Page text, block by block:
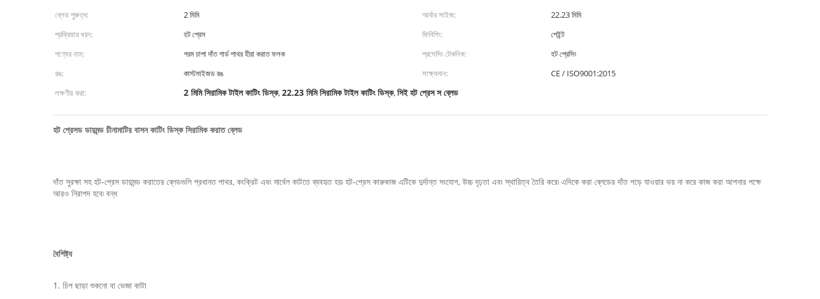
ব্লেড পুরুত্ব: 2 মিমি আর্বার সাইজ:
22.23 মিমি
প্রক্রিয়ার ধরন:
হট প্রেস ফিনিশিং:
পেইন্ট
পণ্যের নাম:
গরম চাপা দাঁত গার্ড পাথর হীরা করাত ফলক প্রসেসিং টেকনিক:
হট প্রেসিং
রঙ:
কাস্টমাইজড রঙ সাক্ষ্যদান:
CE / ISO9001:2015
লক্ষণীয় করা:
2 মিমি সিরামিক টাইল কাটিং ডিস্ক,22.23 মিমি সিরামিক টাইল কাটিং ডিস্ক,সিই হট প্রেস স ব্লেড
হট প্রেসড ডায়মন্ড চীনামাটির বাসন কাটিং ডিস্ক সিরামিক করাত ব্লেড
দাঁত সুরক্ষা সহ হট-প্রেস ডায়মন্ড করাতের ব্লেডগুলি প্রধানত পাথর, কংক্রিট এবং মার্বেল কাটতে ব্যবহৃত হয়৷ হট-প্রেস কারুকাজ এটিকে দুর্দান্ত সংযোগ, উচ্চ দৃঢ়তা এবং স্থায়িত্ব তৈরি করে৷ এদিকে করা ব্লেডের দাঁত পড়ে যাওয়ার ভয় না করে কাজ করা আপনার পক্ষে
আরও নিরাপদ হবে৷ বন্ধ
বৈশিষ্ট্য
1. চিপ ছাড়া শুকনো বা ভেজা কাটা